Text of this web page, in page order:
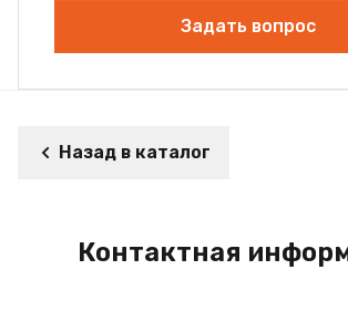
Задать вопрос
Назад в каталог
Контактная